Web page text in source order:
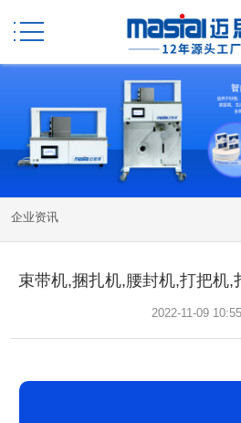

企业资讯
束带机,捆扎机,腰封机,打把机,
2022-11-09